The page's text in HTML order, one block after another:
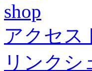
shop
アクセ
リンク